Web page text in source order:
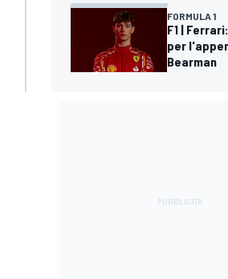
FORMULA 1
F1 |
per
Bearman